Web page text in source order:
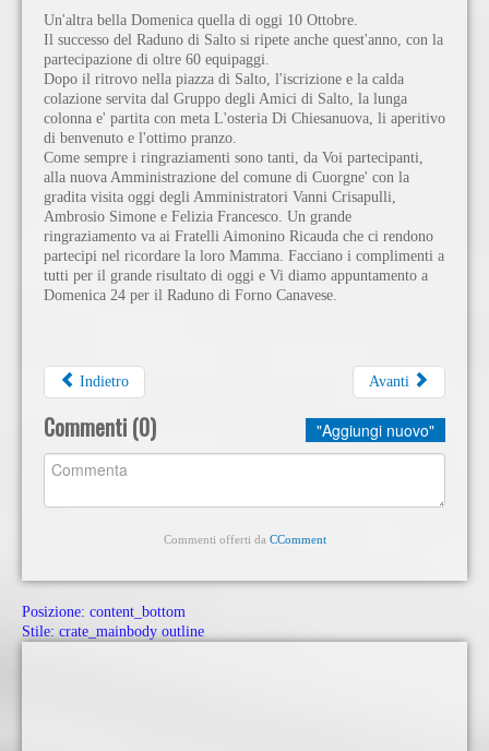
Un'altra bella Domenica quella di oggi 10 Ottobre.
Il successo del Raduno di Salto si ripete anche quest'anno, con la
partecipazione di oltre 60 equipaggi.
Dopo il ritrovo nella piazza di Salto, l'iscrizione e la calda
colazione servita dal Gruppo degli Amici di Salto, la lunga
colonna e' partita con meta L'osteria Di Chiesanuova, li aperitivo
di benvenuto e l'ottimo pranzo.
Come sempre i ringraziamenti sono tanti, da Voi partecipanti,
alla nuova Amministrazione del comune di Cuorgne' con la
gradita visita oggi degli Amministratori Vanni Crisapulli,
Ambrosio Simone e Felizia Francesco. Un grande
ringraziamento va ai Fratelli Aimonino Ricauda che ci rendono
partecipi nel ricordare la loro Mamma. Facciano i complimenti a
tutti per il grande risultato di oggi e Vi diamo appuntamento a
Domenica 24 per il Raduno di Forno Canavese.
Indietro Avanti
Commenti (0) "Aggiungi nuovo"
Commenti offerti da CComment
Posizione: content_bottom
Stile: crate_mainbody outline